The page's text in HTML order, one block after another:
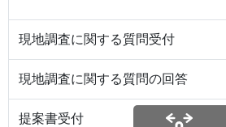
現地調査に関する質問受付
現地調査に関する質問の回答
提案書受付